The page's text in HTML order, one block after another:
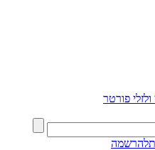
פורטר
להרשמה